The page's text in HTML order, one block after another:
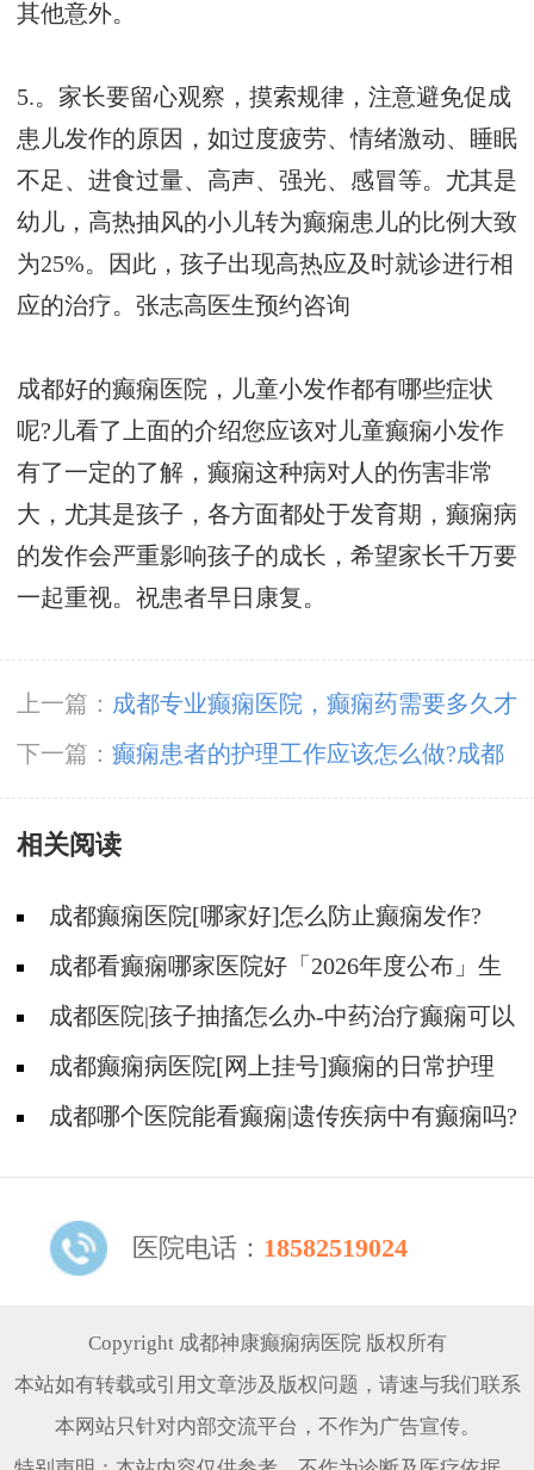
其他意外。
5.。家长要留心观察，摸索规律，注意避免促成
患儿发作的原因，如过度疲劳、情绪激动、睡眠
不足、进食过量、高声、强光、感冒等。尤其是
幼儿，高热抽风的小儿转为癫痫患儿的比例大致
为25%。因此，孩子出现高热应及时就诊进行相
应的治疗。 张志高医生预约咨询
成都好的癫痫医院，儿童小发作都有哪些症状
呢?儿看了上面的介绍您应该对儿童癫痫小发作
有了一定的了解，癫痫这种病对人的伤害非常
大，尤其是孩子，各方面都处于发育期，癫痫病
的发作会严重影响孩子的成长，希望家长千万要
一起重视。祝患者早日康复。
上一篇： 成都专业癫痫医院，癫痫药需要多久才
能见效呢?
下一篇： 癫痫患者的护理工作应该怎么做?成都
癫痫怎么治?
相关阅读
成都癫痫医院[哪家好]怎么防止癫痫发作?
成都看癫痫哪家医院好「2026年度公布」生
活中容易被忽视的癫痫诱因有哪些?
成都医院|孩子抽搐怎么办-中药治疗癫痫可以
治好吗?
成都癫痫病医院[网上挂号]癫痫的日常护理
要点有哪些?
成都哪个医院能看癫痫|遗传疾病中有癫痫吗?
医院电话： 18582519024
Copyright 成都神康癫痫病医院 版权所有
本站如有转载或引用文章涉及版权问题，请速与我们联系
本网站只针对内部交流平台，不作为广告宣传。